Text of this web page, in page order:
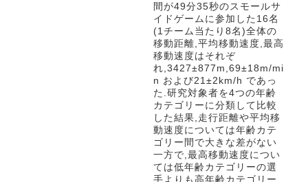
間が49分35秒のスモールサ
イドゲームに参加した16名
(1チーム当たり8名)全体の
移動距離,平均移動速度,最高
移動速度はそれぞ
れ,3427±877m,69±18m/mi
n および21±2km/h であっ
た.研究対象者を4つの年齢
カテゴリーに分類して比較
した結果,走行距離や平均移
動速度については年齢カテ
ゴリー間で大きな差がない
一方で,最高移動速度につい
ては低年齢カテゴリーの選
手よりも高年齢カテゴリー